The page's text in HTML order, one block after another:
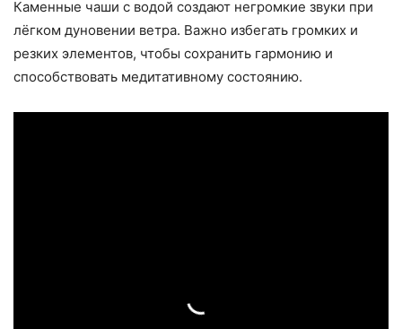
Каменные чаши с водой создают негромкие звуки при
лёгком дуновении ветра. Важно избегать громких и
резких элементов, чтобы сохранить гармонию и
способствовать медитативному состоянию.